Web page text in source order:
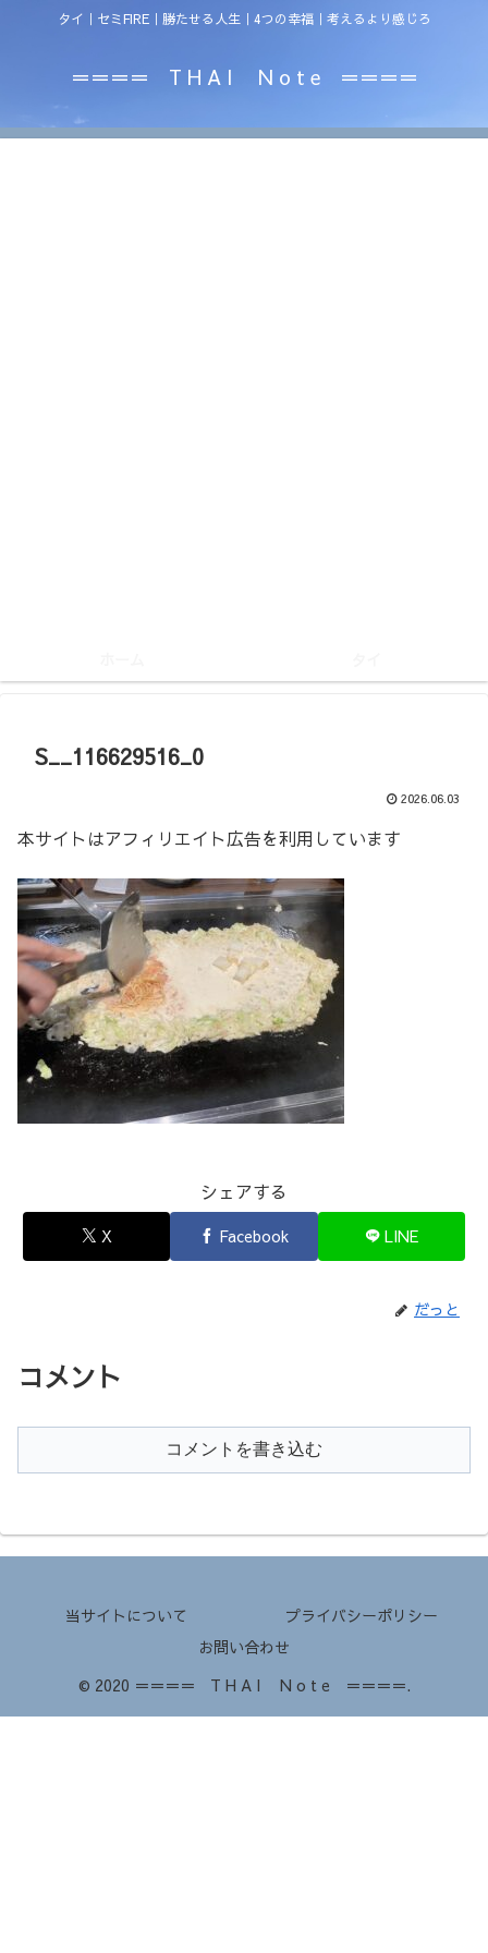
タイ｜セミFIRE｜勝たせる人生｜4つの幸福｜考えるより感じろ
＝＝＝＝ T H A I N o t e ＝＝＝＝
S__116629516_0
2026.06.03
本サイトはアフィリエイト広告を利用しています
シェアする
X Facebook LINE
だっと
コメント
コメントを書き込む
当サイトについて
プライバシーポリシー
お問い合わせ
© 2020 ＝＝＝＝ T H A I N o t e ＝＝＝＝.